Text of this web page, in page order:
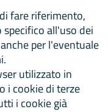
fare riferimento,
all'uso dei
per l'eventuale
utilizzato in
i cookie di terze
i cookie già